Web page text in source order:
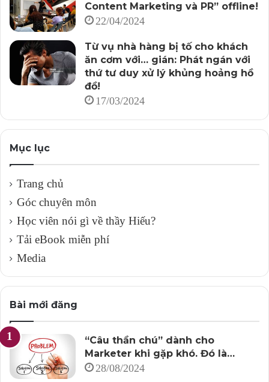
Content Marketing và PR” offline!
22/04/2024
Từ vụ nhà hàng bị tố cho khách
ăn cơm với… gián: Phát ngán với
thứ tư duy xử lý khủng hoảng hồ
đồ!
17/03/2024
Mục lục
Trang chủ
Góc chuyên môn
Học viên nói gì về thầy Hiếu?
Tải eBook miễn phí
Media
Bài mới đăng
“Câu thần chú” dành cho
Marketer khi gặp khó. Đó là…
28/08/2024